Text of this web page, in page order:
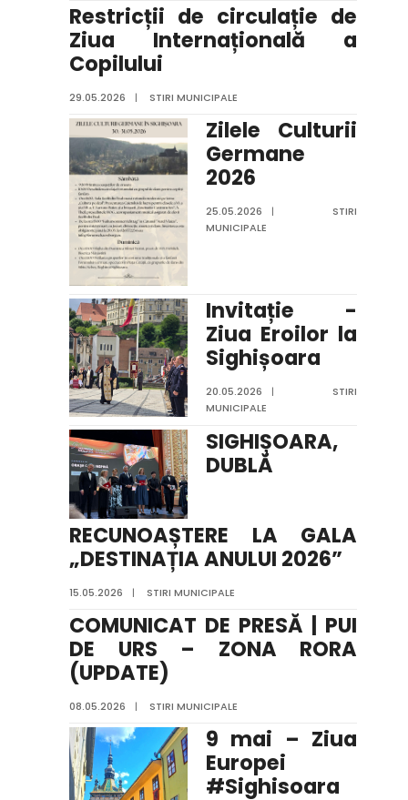
Restricții de circulație de
Ziua Internațională a
Copilului
29.05.2026 | STIRI MUNICIPALE
Zilele Culturii
Germane
2026
25.05.2026 |
STIRI
MUNICIPALE
Invitație -
Ziua Eroilor la
Sighișoara
20.05.2026 |
STIRI
MUNICIPALE
SIGHIȘOARA,
DUBLĂ
RECUNOAȘTERE LA GALA
„DESTINAȚIA ANULUI 2026”
15.05.2026 | STIRI MUNICIPALE
COMUNICAT DE PRESĂ | PUI
DE URS – ZONA RORA
(UPDATE)
08.05.2026 | STIRI MUNICIPALE
9 mai – Ziua
Europei
#Sighisoara